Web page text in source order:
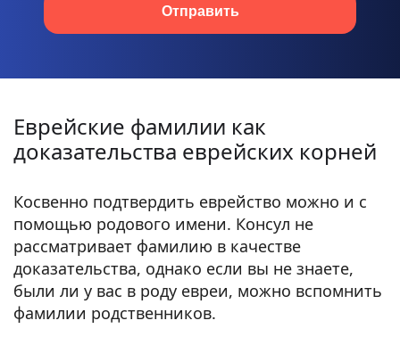
Отправить
Еврейские фамилии как
доказательства еврейских корней
Косвенно подтвердить еврейство можно и с
помощью родового имени. Консул не
рассматривает фамилию в качестве
доказательства, однако если вы не знаете,
были ли у вас в роду евреи, можно вспомнить
фамилии родственников.